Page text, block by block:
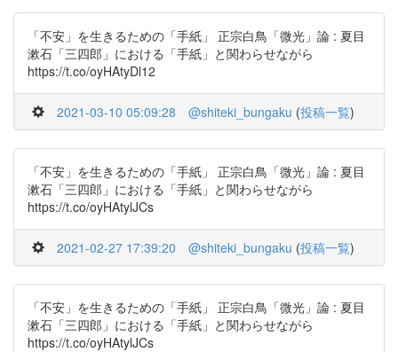
「不安」を生きるための「手紙」 正宗白鳥「微光」論 : 夏目
漱石「三四郎」における「手紙」と関わらせながら
https://t.co/oyHAtyDl12
2021-03-10 05:09:28 @shiteki_bungaku (投稿一覧)
「不安」を生きるための「手紙」 正宗白鳥「微光」論 : 夏目
漱石「三四郎」における「手紙」と関わらせながら
https://t.co/oyHAtylJCs
2021-02-27 17:39:20 @shiteki_bungaku (投稿一覧)
「不安」を生きるための「手紙」 正宗白鳥「微光」論 : 夏目
漱石「三四郎」における「手紙」と関わらせながら
https://t.co/oyHAtylJCs